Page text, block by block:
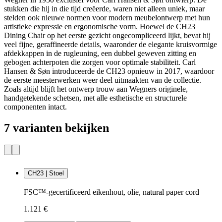
stukken die hij in die tijd creëerde, waren niet alleen uniek, maar
stelden ook nieuwe normen voor modern meubelontwerp met hun
artistieke expressie en ergonomische vorm. Hoewel de CH23
Dining Chair op het eerste gezicht ongecompliceerd lijkt, bevat hij
veel fijne, geraffineerde details, waaronder de elegante kruisvormige
afdekkappen in de rugleuning, een dubbel geweven zitting en
gebogen achterpoten die zorgen voor optimale stabiliteit. Carl
Hansen & Søn introduceerde de CH23 opnieuw in 2017, waardoor
de eerste meesterwerken weer deel uitmaakten van de collectie.
Zoals altijd blijft het ontwerp trouw aan Wegners originele,
handgetekende schetsen, met alle esthetische en structurele
componenten intact.
7 varianten bekijken
CH23 | Stoel
FSC™-gecertificeerd eikenhout, olie, natural paper cord
1.121 €